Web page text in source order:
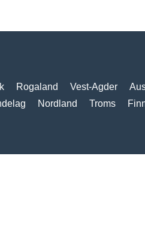
Rogaland Vest-Agder
Nordland Troms